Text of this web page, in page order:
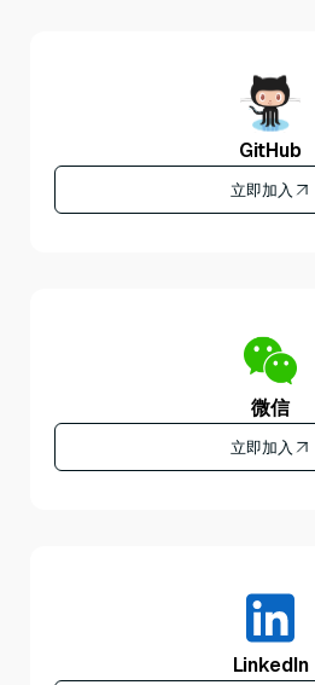
GitHub
立即加入
微信
立即加入
LinkedIn